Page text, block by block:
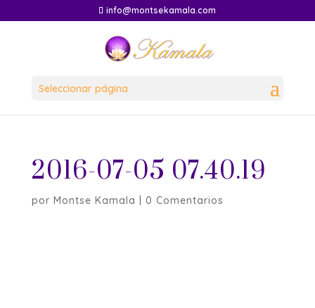
info@montsekamala.com
Seleccionar página
2016-07-05 07.40.19
por Montse Kamala 0 Comentarios